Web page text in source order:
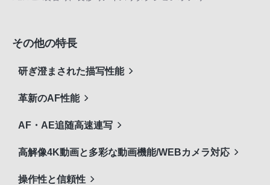
その他の特長
研ぎ澄まされた描写性能
革新のAF性能
AF・AE追随高速連写
高解像4K動画と多彩な動画機能/WEBカメラ対応
操作性と信頼性